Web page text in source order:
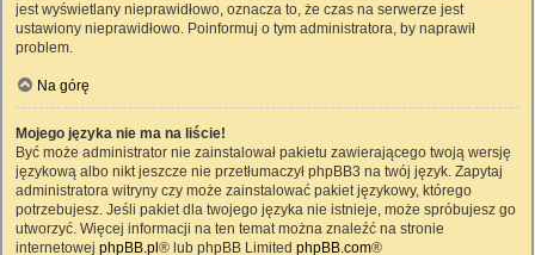
jest wyświetlany nieprawidłowo, oznacza to, że czas na serwerze jest
ustawiony nieprawidłowo. Poinformuj o tym administratora, by naprawił
problem.
Na górę
Mojego języka nie ma na liście!
Być może administrator nie zainstalował pakietu zawierającego twoją wersję
językową albo nikt jeszcze nie przetłumaczył phpBB3 na twój język. Zapytaj
administratora witryny czy może zainstalować pakiet językowy, którego
potrzebujesz. Jeśli pakiet dla twojego języka nie istnieje, może spróbujesz go
utworzyć. Więcej informacji na ten temat można znaleźć na stronie
internetowej phpBB.pl ® lub phpBB Limited phpBB.com®